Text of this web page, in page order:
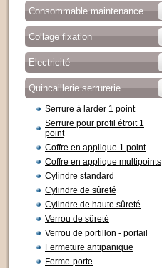
Consommable maintenance
Collage fixation
Electricité
Quincaillerie serrurerie
Serrure à larder 1 point
Serrure pour profil étroit 1
point
Coffre en applique 1 point
Coffre en applique multipoints
Cylindre standard
Cylindre de sûreté
Cylindre de haute sûreté
Verrou de sûreté
Verrou de portillon - portail
Fermeture antipanique
Ferme-porte